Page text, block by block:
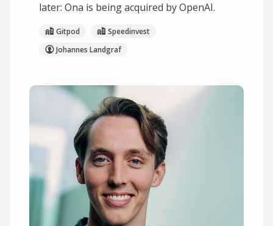
later: Ona is being acquired by OpenAI.
Gitpod
Speedinvest
Johannes Landgraf